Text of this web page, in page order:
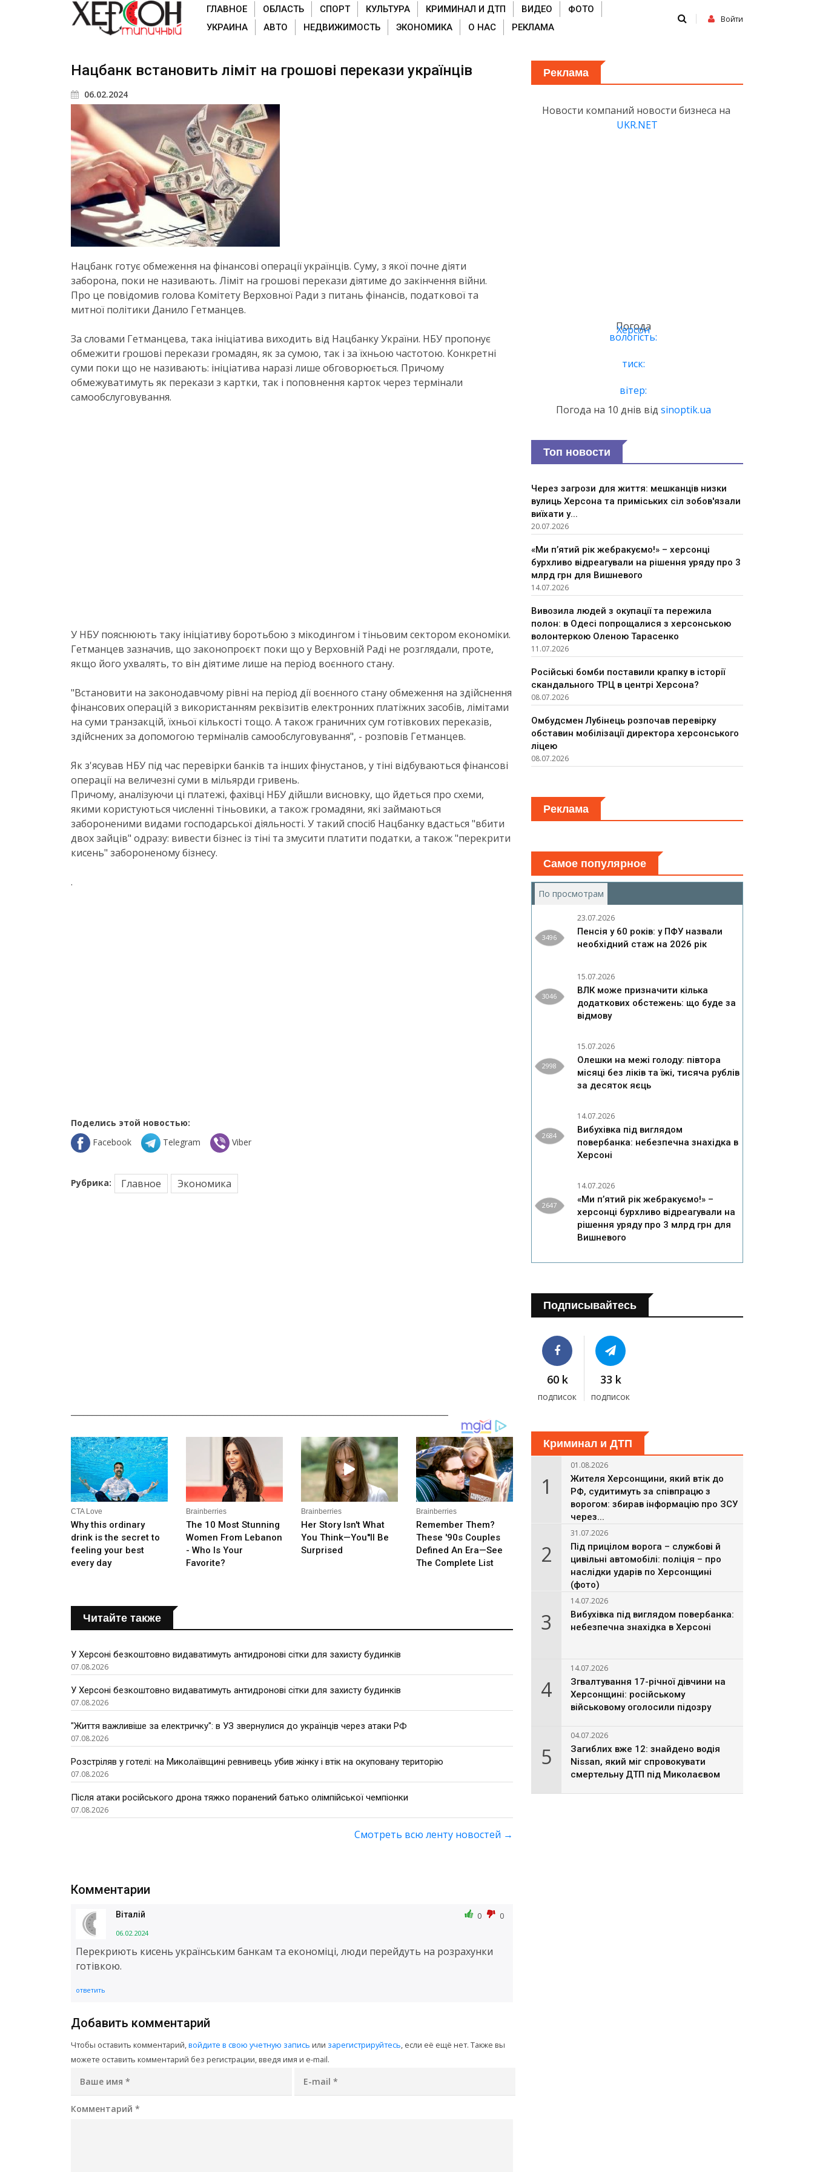
ГЛАВНОЕ ОБЛАСТЬ СПОРТ КУЛЬТУРА КРИМИНАЛ И ДТП ВИДЕО
ФОТО
УКРАИНА
АВТО НЕДВИЖИМОСТЬ ЭКОНОМИКА О НАС РЕКЛАМА
Войти
Нацбанк встановить ліміт на грошові перекази українців
06.02.2024
Нацбанк готує обмеження на фінансові операції українців. Суму, з якої почне діяти
заборона, поки не називають. Ліміт на грошові перекази діятиме до закінчення війни.
Про це повідомив голова Комітету Верховної Ради з питань фінансів, податкової та
митної політики Данило Гетманцев.
За словами Гетманцева, така ініціатива виходить від Нацбанку України. НБУ пропонує
обмежити грошові перекази громадян, як за сумою, так і за їхньою частотою. Конкретні
суми поки що не називають: ініціатива наразі лише обговорюється. Причому
обмежуватимуть як перекази з картки, так і поповнення карток через термінали
самообслуговування.
У НБУ пояснюють таку ініціативу боротьбою з мікодингом і тіньовим сектором економіки.
Гетманцев зазначив, що законопроєкт поки що у Верховній Раді не розглядали, проте,
якщо його ухвалять, то він діятиме лише на період воєнного стану.
"Встановити на законодавчому рівні на період дії воєнного стану обмеження на здійснення
фінансових операцій з використанням реквізитів електронних платіжних засобів, лімітами
на суми транзакцій, їхньої кількості тощо. А також граничних сум готівкових переказів,
здійснених за допомогою терміналів самообслуговування", - розповів Гетманцев.
Як з'ясував НБУ під час перевірки банків та інших фінустанов, у тіні відбуваються фінансові
операції на величезні суми в мільярди гривень.
Причому, аналізуючи ці платежі, фахівці НБУ дійшли висновку, що йдеться про схеми,
якими користуються численні тіньовики, а також громадяни, які займаються
забороненими видами господарської діяльності. У такий спосіб Нацбанку вдасться "вбити
двох зайців" одразу: вивести бізнес із тіні та змусити платити податки, а також "перекрити
кисень" забороненому бізнесу.
.
Поделись этой новостью:
Facebook
Telegram Viber
Рубрика: Главное Экономика
Читайте также
У Херсоні безкоштовно видаватимуть антидронові сітки для захисту будинків
07.08.2026
У Херсоні безкоштовно видаватимуть антидронові сітки для захисту будинків
07.08.2026
"Життя важливіше за електричку": в УЗ звернулися до українців через атаки РФ
07.08.2026
Розстріляв у готелі: на Миколаївщині ревнивець убив жінку і втік на окуповану територію
07.08.2026
Після атаки російського дрона тяжко поранений батько олімпійської чемпіонки
07.08.2026
Смотреть всю ленту новостей →
Комментарии
Віталій
06.02.2024
0 0
Перекриють кисень українським банкам та економіці, люди перейдуть на розрахунки
готівкою.
ответить
Добавить комментарий
Чтобы оставить комментарий,войдите в свою учетную запись или зарегистрируйтесь, если её ещё нет. Также вы
можете оставить комментарий без регистрации, введя имя и e-mail.
Комментарий *
Реклама
Новости компаний новости бизнеса на
UKR.NET
Погода
Херсон
вологість:
тиск:
вітер:
Погода на 10 днів від sinoptik.ua
Топ новости
Через загрози для життя: мешканців низки
вулиць Херсона та приміських сіл зобов'язали
виїхати у...
20.07.2026
«Ми п’ятий рік жебракуємо!» – херсонці
бурхливо відреагували на рішення уряду про 3
млрд грн для Вишневого
14.07.2026
Вивозила людей з окупації та пережила
полон: в Одесі попрощалися з херсонською
волонтеркою Оленою Тарасенко
11.07.2026
Російські бомби поставили крапку в історії
скандального ТРЦ в центрі Херсона?
08.07.2026
Омбудсмен Лубінець розпочав перевірку
обставин мобілізації директора херсонського
ліцею
08.07.2026
Реклама
Самое популярное
По просмотрам
3496
23.07.2026
Пенсія у 60 років: у ПФУ назвали
необхідний стаж на 2026 рік
3046
15.07.2026
ВЛК може призначити кілька
додаткових обстежень: що буде за
відмову
2998
15.07.2026
Олешки на межі голоду: півтора
місяці без ліків та їжі, тисяча рублів
за десяток яєць
2684
14.07.2026
Вибухівка під виглядом
повербанка: небезпечна знахідка в
Херсоні
2647
14.07.2026
«Ми п’ятий рік жебракуємо!» –
херсонці бурхливо відреагували на
рішення уряду про 3 млрд грн для
Вишневого
Подписывайтесь
60 k
подписок
33 k
подписок
Криминал и ДТП
1
01.08.2026
Жителя Херсонщини, який втік до
РФ, судитимуть за співпрацю з
ворогом: збирав інформацію про ЗСУ
через...
2
31.07.2026
Під прицілом ворога – службові й
цивільні автомобілі: поліція – про
наслідки ударів по Херсонщині
(фото)
3
14.07.2026
Вибухівка під виглядом повербанка:
небезпечна знахідка в Херсоні
4
14.07.2026
Згвалтування 17-річної дівчини на
Херсонщині: російському
військовому оголосили підозру
5
04.07.2026
Загиблих вже 12: знайдено водія
Nissan, який міг спровокувати
смертельну ДТП під Миколаєвом